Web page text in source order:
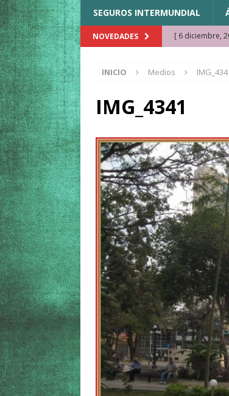
SEGUROS INTERMUNDIAL
NOVEDADES [ 6 diciembre,
KAZAJISTÁN
[ 22 noviembre,
[ 9 octubre,
[ 27
[ 3 agosto,
[ 15 marzo,
INICIO Medios
IMG_4341